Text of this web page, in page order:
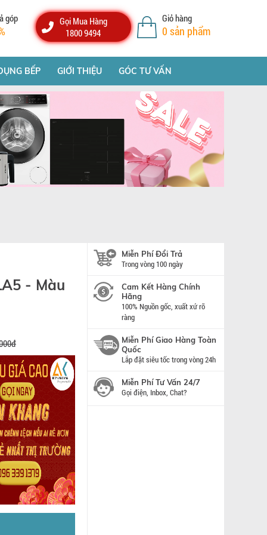
góp
Gọi Mua Hàng
1800 9494
Giỏ hàng
0 sản phẩm
BẾP GIỚI THIỆU GÓC TƯ VẤN
- Màu
Miễn Phí Đổi Trả
Trong vòng 100 ngày
Cam Kết Hàng Chính
Hãng
100% Nguồn gốc, xuất xứ rõ
ràng
Miễn Phí Giao Hàng Toàn
Quốc
Lắp đặt siêu tốc trong vòng 24h
Miễn Phí Tư Vấn 24/7
Gọi điện, Inbox, Chat?